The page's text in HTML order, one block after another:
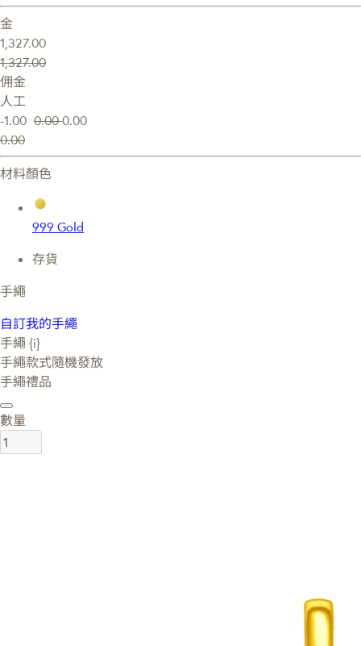
金
1,327.00
1,327.00
佣金
人工
-1.00 0.000.00
0.00
材料顏色
999 Gold
存貨
手繩
自訂我的手繩
手繩 {i}
手繩款式隨機發放
手繩禮品
數量